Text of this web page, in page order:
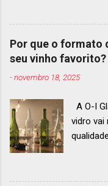
de
Prato
bem
A lista
palco
Por que o formato
seu vinho favorito?
-novembro 18, 2025
A O-I
vidro vai
O